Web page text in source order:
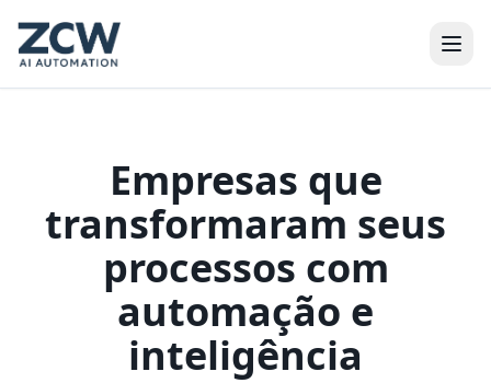
Empresas que
transformaram seus
processos com
automação e
inteligência